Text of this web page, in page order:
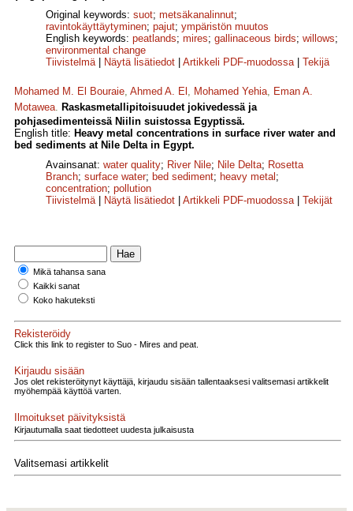
Original keywords: suot; metsäkanalinnut;
ravintokäyttäytyminen; pajut; ympäristön muutos
English keywords: peatlands; mires; gallinaceous birds; willows;
environmental change
Tiivistelmä| Näytä lisätiedot Artikkeli PDF-muodossa| Tekijä
Mohamed M. El Bouraie, Ahmed A. El , Mohamed Yehia, Eman A.
Motawea. Raskasmetallipitoisuudet jokivedessä ja
pohjasedimenteissä Niilin suistossa Egyptissä.
English title: Heavy metal concentrations in surface river water and
bed sediments at Nile Delta in Egypt.
Avainsanat: water quality; River Nile; Nile Delta; Rosetta
Branch; surface water; bed sediment; heavy metal ;
concentration; pollution
Tiivistelmä| Näytä lisätiedot Artikkeli PDF-muodossa| Tekijät
Mikä tahansa sana
Kaikki sanat
Koko hakuteksti
Rekisteröidy
Click this link to register to Suo - Mires and peat.
Kirjaudu sisään
Jos olet rekisteröitynyt käyttäjä, kirjaudu sisään tallentaaksesi valitsemasi artikkelit
myöhempää käyttöä varten.
Ilmoitukset päivityksistä
Kirjautumalla saat tiedotteet uudesta julkaisusta
Valitsemasi artikkelit